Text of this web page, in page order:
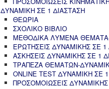
ΔΥΝΑΜΙΚΗ ΣΕ 1 ΔΙΑΣΤΑΣΗ
ΘΕΩΡΙΑ
ΣΧΟΛΙΚΟ ΒΙΒΛΙΟ
ΜΕΘΟΔΙΚΑ ΛΥΜΕΝΑ
ΕΡΩΤΗΣΕΙΣ ΔΥΝΑΜΙΚΗΣ ΣΕ 1
ΑΣΚΗΣΕΙΣ ΔΥΝΑΜΙΚΗΣ ΣΕ 1
ΤΡΑΠΕΖΑ ΘΕΜΑΤΩΝ-
ONLINE TEST ΔΥΝΑΜΙΚΗ ΣΕ
ΠΡΟΣΟΜΟΙΩΣΕΙΣ ΔΥΝΑΜΙΚΗΣ